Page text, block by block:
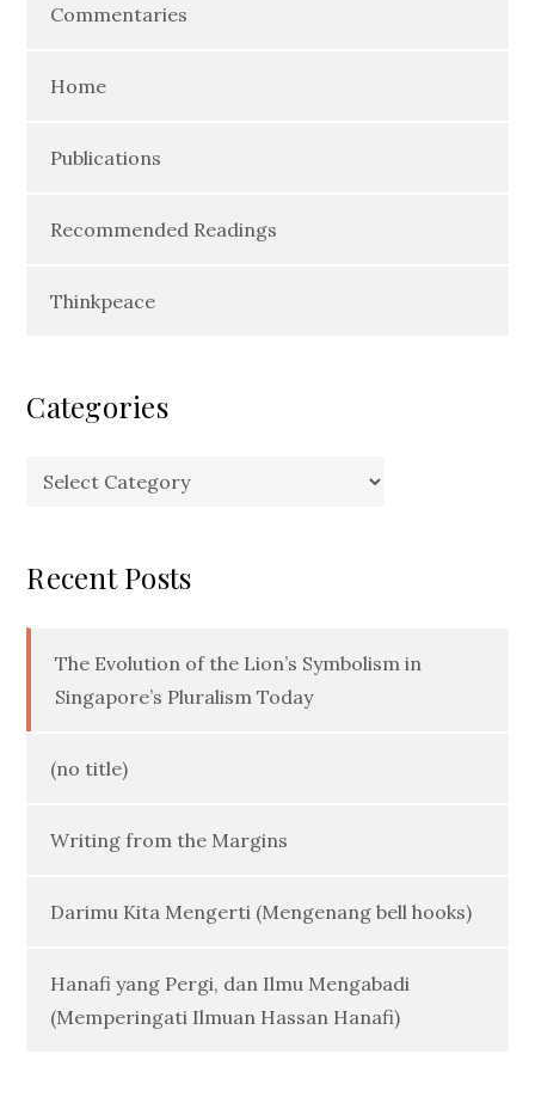
Commentaries
Home
Publications
Recommended Readings
Thinkpeace
Categories
Categories
Recent Posts
The Evolution of the Lion’s Symbolism in
Singapore’s Pluralism Today
(no title)
Writing from the Margins
Darimu Kita Mengerti (Mengenang bell hooks)
Hanafi yang Pergi, dan Ilmu Mengabadi
(Memperingati Ilmuan Hassan Hanafi)